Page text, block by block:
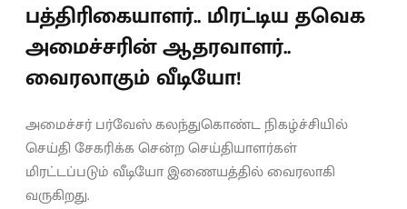
பத்திரிகையாளர்.. மிரட்டிய தவெக
அமைச்சரின் ஆதரவாளர்..
வைரலாகும் வீடியோ!
அமைச்சர் பர்வேஸ் கலந்துகொண்ட நிகழ்ச்சியில்
செய்தி சேகரிக்க சென்ற செய்தியாளர்கள்
மிரட்டப்படும் வீடியோ இணையத்தில் வைரலாகி
வருகிறது.